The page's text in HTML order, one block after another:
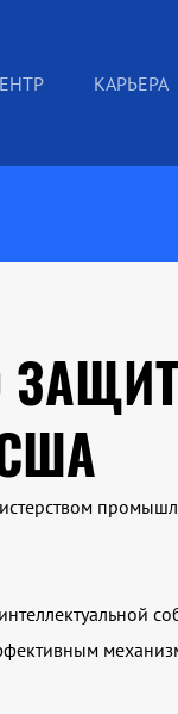
КАРЬЕРА